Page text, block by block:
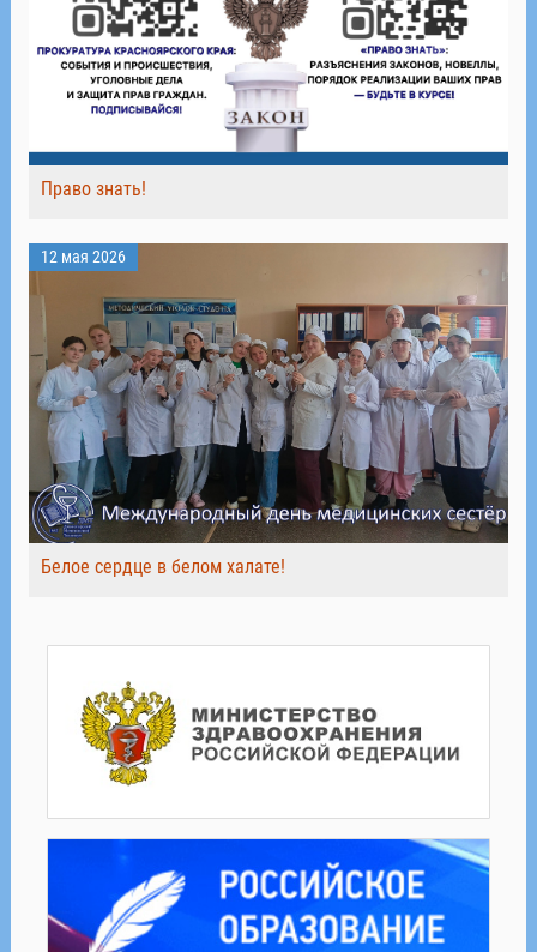
Право знать!
12 мая 2026
Белое сердце в белом халате!